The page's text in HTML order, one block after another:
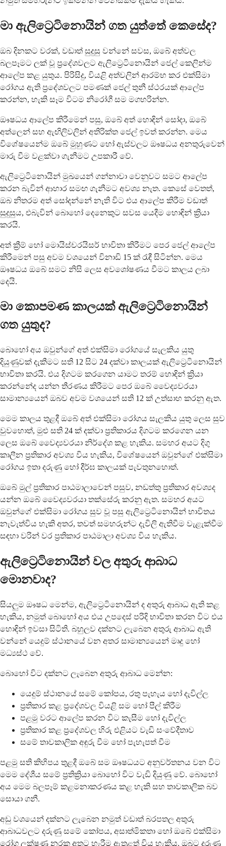
මා ඇලිට්‍රෙටිනොයින් ගත යුත්තේ කෙසේද?
ඔබ දිනකට වරක්, වඩාත් සුදුසු වන්නේ සවස, ඔබේ අත්වල
බලපෑමට ලක් වූ ප්‍රදේශවලට ඇලිට්‍රෙටිනොයින් ජෙල් කෙලින්ම
ආලේප කළ යුතුය. පිරිසිදු, වියළි අත්වලින් ආරම්භ කර එක්සිමා
රෝගය ඇති ප්‍රදේශවලට පමණක් ජෙල් තුනී ස්ථරයක් ආලේප
කරන්න, හැකි සෑම විටම නිරෝගී සම මගහරින්න.
ඖෂධය ආලේප කිරීමෙන් පසු, ඔබේ අත් හොඳින් සෝදා, ඔබේ
අත්ලෙන් සහ ඇඟිලිවලින් අතිරික්ත ජෙල් ඉවත් කරන්න. මෙය
විශේෂයෙන්ම ඔබේ මුහුණට හෝ ඇස්වලට ඖෂධය අනතුරුවෙන්
මාරු වීම වළක්වා ගැනීමට උපකාරී වේ.
ඇලිට්‍රෙටිනොයින් මුඛයෙන් ගන්නාවා වෙනුවට සමට ආලේප
කරන බැවින් ආහාර සමඟ ගැනීමට අවශ්‍ය නැත. කෙසේ වෙතත්,
ඔබ නිතරම අත් සෝදන්නේ නැති විට එය ආලේප කිරීම වඩාත්
සුදුසුය, එබැවින් බොහෝ දෙනෙකුට සවස යෙදීම හොඳින් ක්‍රියා
කරයි.
අත් ක්‍රීම් හෝ මොයිස්චරයිසර් භාවිතා කිරීමට පෙර ජෙල් ආලේප
කිරීමෙන් පසු අවම වශයෙන් විනාඩි 15 ක් රැඳී සිටින්න. මෙය
ඖෂධය ඔබේ සමට නිසි ලෙස අවශෝෂණය වීමට කාලය ලබා
දෙයි.
මා කොපමණ කාලයක් ඇලිට්‍රෙටිනොයින්
ගත යුතුද?
බොහෝ අය ඔවුන්ගේ අත් එක්සිමා රෝගයේ සැලකිය යුතු
දියුණුවක් දැකීමට සති 12 සිට 24 දක්වා කාලයක් ඇලිට්‍රෙටිනොයින්
භාවිතා කරයි. එය දිගටම කරගෙන යාමට තරම් හොඳින් ක්‍රියා
කරන්නේද යන්න තීරණය කිරීමට පෙර ඔබේ වෛද්‍යවරයා
සාමාන්‍යයෙන් ඔබව අවම වශයෙන් සති 12 ක් උත්සාහ කරනු ඇත.
මෙම කාලය තුළදී ඔබේ අත් එක්සිමා රෝගය සැලකිය යුතු ලෙස සුව
වුවහොත්, මුළු සති 24 ක් දක්වා ප්‍රතිකාරය දිගටම කරගෙන යන
ලෙස ඔබේ වෛද්‍යවරයා නිර්දේශ කළ හැකිය. සමහර අයට දිගු
කාලීන ප්‍රතිකාර අවශ්‍ය විය හැකිය, විශේෂයෙන් ඔවුන්ගේ එක්සිමා
රෝගය ඉතා දරුණු හෝ දීර්ඝ කාලයක් පැවතුනහොත්.
ඔබේ මුල් ප්‍රතිකාර පාඨමාලාවෙන් පසුව, නඩත්තු ප්‍රතිකාර අවශ්‍යද
යන්න ඔබේ වෛද්‍යවරයා තක්සේරු කරනු ඇත. සමහර අයට
ඔවුන්ගේ එක්සිමා රෝගය සුව වූ පසු ඇලිට්‍රෙටිනොයින් භාවිතය
නැවැත්විය හැකි අතර, තවත් සමහරුන්ට දැවිලි ඇතිවීම වැළැක්වීම
සඳහා වරින් වර ප්‍රතිකාර පාඨමාලා අවශ්‍ය විය හැකිය.
ඇලිට්‍රෙටිනොයින් වල අතුරු ආබාධ
මොනවාද?
සියලුම ඖෂධ මෙන්ම, ඇලිට්‍රෙටිනොයින් ද අතුරු ආබාධ ඇති කළ
හැකිය, නමුත් බොහෝ අය එය උපදෙස් පරිදි භාවිතා කරන විට එය
හොඳින් ඉවසා සිටිති. බහුලව දක්නට ලැබෙන අතුරු ආබාධ ඇති
වන්නේ යෙදුම් ස්ථානයේ වන අතර සාමාන්‍යයෙන් මෘදු හෝ
මධ්‍යස්ථ වේ.
බොහෝ විට දක්නට ලැබෙන අතුරු ආබාධ මෙන්න:
යෙදුම් ස්ථානයේ සමේ කෝපය, රතු පැහැය හෝ දැවිල්ල
ප්‍රතිකාර කළ ප්‍රදේශවල වියළි සම හෝ පීල් කිරීම
පළමු වරට ආලේප කරන විට කැසීම හෝ දැවිල්ල
ප්‍රතිකාර කළ ප්‍රදේශවල හිරු එළියට වැඩි සංවේදීතාව
සමේ තාවකාලික අඳුරු වීම හෝ පැහැපත් වීම
පළමු සති කිහිපය තුළදී ඔබේ සම ඖෂධයට අනුවර්තනය වන විට
මෙම දේශීය සමේ ප්‍රතික්‍රියා බොහෝ විට වැඩි දියුණු වේ. බොහෝ
අය මෙම බලපෑම් කළමනාකරණය කළ හැකි සහ තාවකාලික බව
සොයා ගනී.
අඩු වශයෙන් දක්නට ලැබෙන නමුත් වඩාත් බරපතල අතුරු
ආබාධවලට දරුණු සමේ කෝපය, අසාත්මිකතා හෝ ඔබේ එක්සිමා
රෝග ලක්ෂණ නරක අතට හැරීම ඇතුළත් විය හැකිය. ඔබට දරුණු